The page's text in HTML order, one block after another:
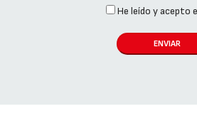
He leído y acepto
ENVIAR